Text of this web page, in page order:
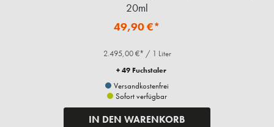
20ml
49,90 €*
2.495,00 €* / 1 Liter
+ 49 Fuchstaler
Versandkostenfrei
Sofort verfügbar
IN DEN WARENKORB